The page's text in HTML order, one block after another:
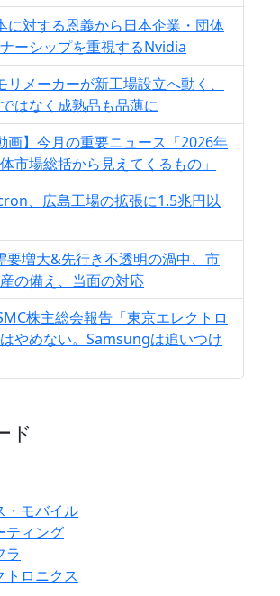
に対する恩義から日本企業・団体
ーシップを重視するNvidia
リメーカーが新工場設立へ動く、
はなく成熟品も品薄に
画】今月の重要ニュース「2026年
市場総括から見えてくるもの」
、広島工場の拡張に1.5兆円以
要増大&先行き不透明の渦中、市
の備え、当面の対応
株主総会報告「東京エレクトロ
やめない。Samsungは追いつけ
ド
・モバイル
ティング
ラ
トロニクス